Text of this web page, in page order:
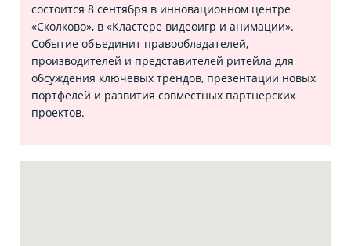
состоится 8 сентября в инновационном центре
«Сколково», в «Кластере видеоигр и анимации».
Событие объединит правообладателей,
производителей и представителей ритейла для
обсуждения ключевых трендов, презентации новых
портфелей и развития совместных партнёрских
проектов.